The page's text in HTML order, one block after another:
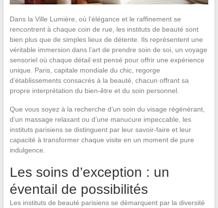
Dans la Ville Lumière, où l’élégance et le raffinement se
rencontrent à chaque coin de rue, les instituts de beauté sont
bien plus que de simples lieux de détente. Ils représentent une
véritable immersion dans l’art de prendre soin de soi, un voyage
sensoriel où chaque détail est pensé pour offrir une expérience
unique. Paris, capitale mondiale du chic, regorge
d’établissements consacrés à la beauté, chacun offrant sa
propre interprétation du bien-être et du soin personnel.
Que vous soyez à la recherche d’un soin du visage régénérant,
d’un massage relaxant ou d’une manucure impeccable, les
instituts parisiens se distinguent par leur savoir-faire et leur
capacité à transformer chaque visite en un moment de pure
indulgence.
Les soins d’exception : un
éventail de possibilités
Les instituts de beauté parisiens se démarquent par la diversité